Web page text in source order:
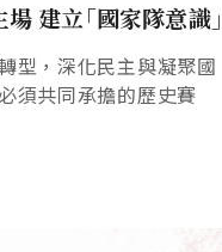
建立｢國家隊意識｣
型，深化民主與凝聚國
須共同承擔的歷史賽